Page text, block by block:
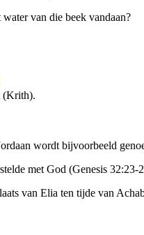
van die beek vandaan?
(Krith).
wordt bijvoorbeeld
met God (Genesis 32:23-
van Elia ten tijde van